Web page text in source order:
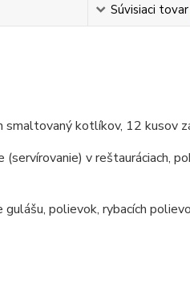
Súvisiaci tovar
smaltovaný kotlíkov, 12 kusov
v reštauráciach,
gulášu, polievok, rybacích